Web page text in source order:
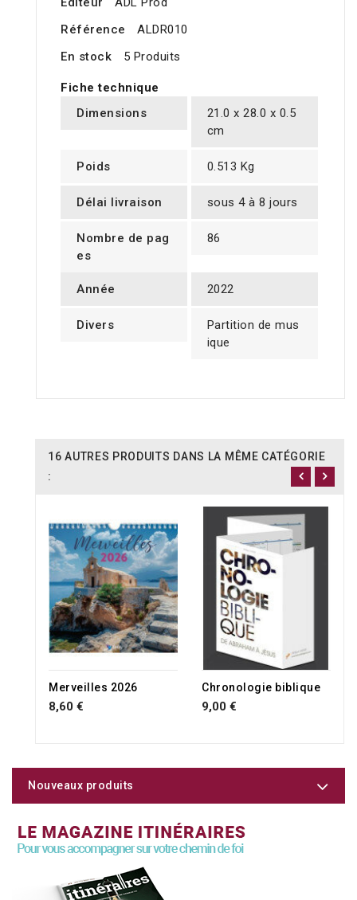
Référence
ALDR010
En stock
5 Produits
Fiche technique
Dimensions
21.0 x 28.0 x 0.5
cm
Poids 0.513 Kg
Délai livraison sous 4 à 8 jours
Nombre de pag
es
86
Année 2022
Divers
Partition de mus
ique
16 AUTRES PRODUITS DANS LA MÊME CATÉGORIE
:
RUPTURE DE STOCK
Merveilles 2026
8,60 €
Chronologie biblique
9,00 €
Nouveaux produits